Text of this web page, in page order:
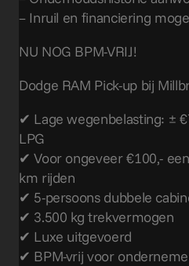
– Inruil en financiering
NU NOG BPM-VRIJ!
Dodge RAM Pick-up bij
✔ Lage wegenbelasting: ±
LPG
✔ Voor ongeveer €100,-
km rijden
✔ 5-persoons dubbele
✔ 3.500 kg trekvermogen
✔ Luxe uitgevoerd
✔ BPM-vrij voor